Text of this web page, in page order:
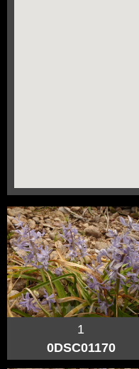
1
0DSC01170